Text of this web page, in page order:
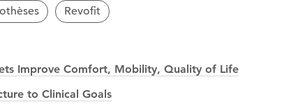
Revofit
Improve Comfort, Mobility, Quality of Life
to Clinical Goals